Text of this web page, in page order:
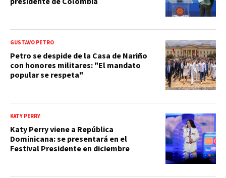
GUSTAVO PETRO
Petro se despide de la Casa de Nariño
con honores militares: "El mandato
popular se respeta"
KATY PERRY
Katy Perry viene a República
Dominicana: se presentará en el
Festival Presidente en diciembre